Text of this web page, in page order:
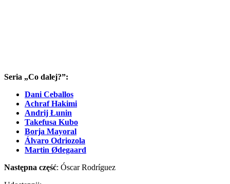
Seria „Co dalej?”:
Dani Ceballos
Achraf Hakimi
Andrij Łunin
Takefusa Kubo
Borja Mayoral
Álvaro Odriozola
Martin Ødegaard
Następna część: Óscar Rodríguez